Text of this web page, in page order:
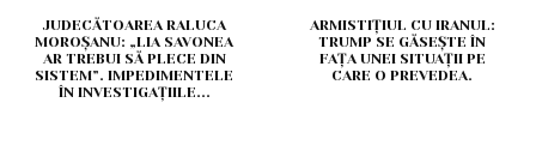
JUDECĂTOAREA RALUCA
MOROȘANU: „LIA SAVONEA
AR TREBUI SĂ PLECE DIN
SISTEM”. IMPEDIMENTELE
ÎN INVESTIGAȚIILE...
ARMISTIȚIUL CU IRANUL:
TRUMP SE GĂSEȘTE ÎN
FAȚA UNEI SITUAȚII PE
CARE O PREVEDEA.